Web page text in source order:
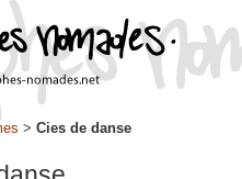
> Cies de danse